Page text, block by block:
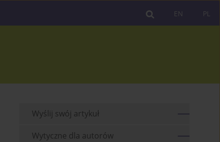
PL
EN
Wyślij swój artykuł
Wytyczne dla autorów